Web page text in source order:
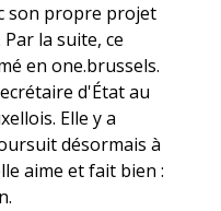
son propre projet
la suite, ce
en one.brussels.
d'État au
Elle y a
désormais à
aime et fait bien :